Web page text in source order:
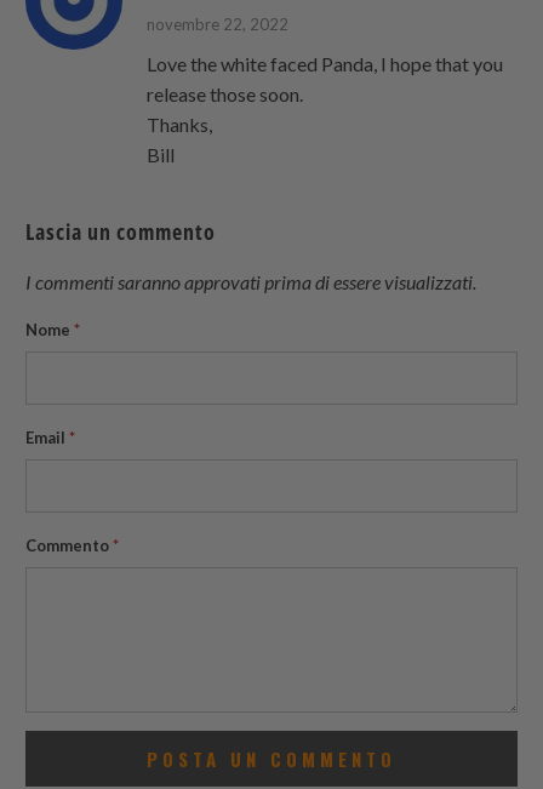
novembre 22, 2022
Love the white faced Panda, I hope that you
release those soon.
Thanks,
Bill
Lascia un commento
I commenti saranno approvati prima di essere visualizzati.
Nome *
Email *
Commento *